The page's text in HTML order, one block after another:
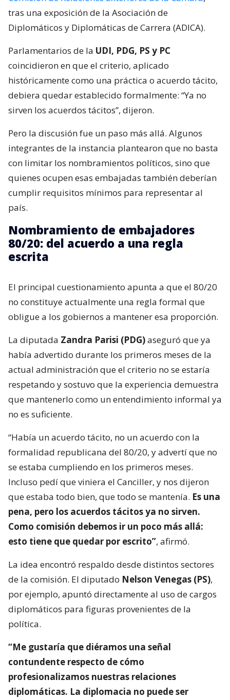
tras una exposición de la Asociación de
Diplomáticos y Diplomáticas de Carrera (ADICA).
Parlamentarios de la UDI, PDG, PS y PC
coincidieron en que el criterio, aplicado
históricamente como una práctica o acuerdo tácito,
debiera quedar establecido formalmente: “Ya no
sirven los acuerdos tácitos”, dijeron.
Pero la discusión fue un paso más allá. Algunos
integrantes de la instancia plantearon que no basta
con limitar los nombramientos políticos, sino que
quienes ocupen esas embajadas también deberían
cumplir requisitos mínimos para representar al
país.
Nombramiento de embajadores
80/20: del acuerdo a una regla
escrita
El principal cuestionamiento apunta a que el 80/20
no constituye actualmente una regla formal que
obligue a los gobiernos a mantener esa proporción.
La diputada Zandra Parisi (PDG)aseguró que ya
había advertido durante los primeros meses de la
actual administración que el criterio no se estaría
respetando y sostuvo que la experiencia demuestra
que mantenerlo como un entendimiento informal ya
no es suficiente.
“Había un acuerdo tácito, no un acuerdo con la
formalidad republicana del 80/20, y advertí que no
se estaba cumpliendo en los primeros meses.
Incluso pedí que viniera el Canciller, y nos dijeron
que estaba todo bien, que todo se mantenía. Es una
pena, pero los acuerdos tácitos ya no sirven.
Como comisión debemos ir un poco más allá:
esto tiene que quedar por escrito”, afirmó.
La idea encontró respaldo desde distintos sectores
de la comisión. El diputado Nelson Venegas (PS),
por ejemplo, apuntó directamente al uso de cargos
diplomáticos para figuras provenientes de la
política.
“Me gustaría que diéramos una señal
contundente respecto de cómo
profesionalizamos nuestras relaciones
diplomáticas. La diplomacia no puede ser